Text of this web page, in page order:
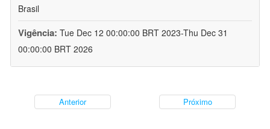
Brasil
Vigência: Tue Dec 12 00:00:00 BRT 2023-Thu Dec 31
00:00:00 BRT 2026
Anterior Próximo